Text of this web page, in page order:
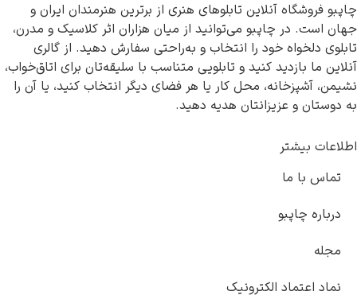
تابلوهای هنری از برترین هنرمندان ایران و
می‌توانید از میان هزاران اثر کلاسیک و مدرن،
خود را انتخاب و به‌راحتی سفارش دهید. از گالری
کنید و تابلویی متناسب با سلیقه‌تان برای اتاق‌خواب،
محل کار یا هر فضای دیگر انتخاب کنید، یا آن را
هدیه دهید.
الکترونیک